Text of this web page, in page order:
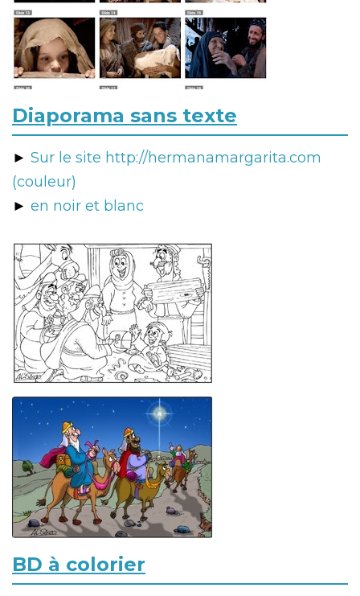
Diaporama sans texte
► Sur le site http://hermanamargarita.com
(couleur)
► en noir et blanc
BD à colorier